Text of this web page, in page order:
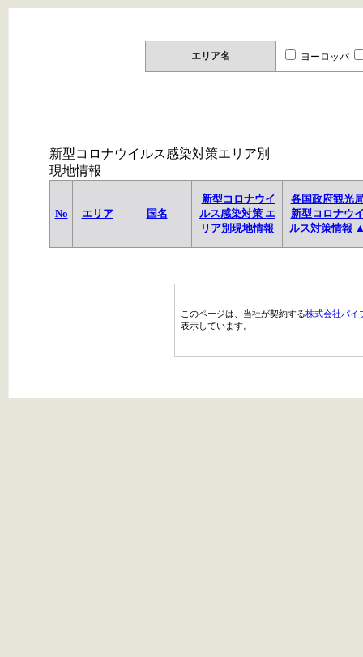
エリア名 ヨーロッパ
新型コロナウイルス感染対策エリア別
現地情報
No エリア 国名
新型コロナウイ
ルス感染対策 エ
リア別現地情報
各国政府観光
新型コロナウ
ルス対策情報
このページは、当社が契約する株式会社パイ
表示しています。